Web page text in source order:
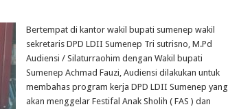
Bertempat di kantor wakil bupati sumenep wakil
sekretaris DPD LDII Sumenep Tri sutrisno, M.Pd
Audiensi / Silaturraohim dengan Wakil bupati
Sumenep Achmad Fauzi, Audiensi dilakukan untuk
membahas program kerja DPD LDII Sumenep yang
akan menggelar Festifal Anak Sholih ( FAS ) dan